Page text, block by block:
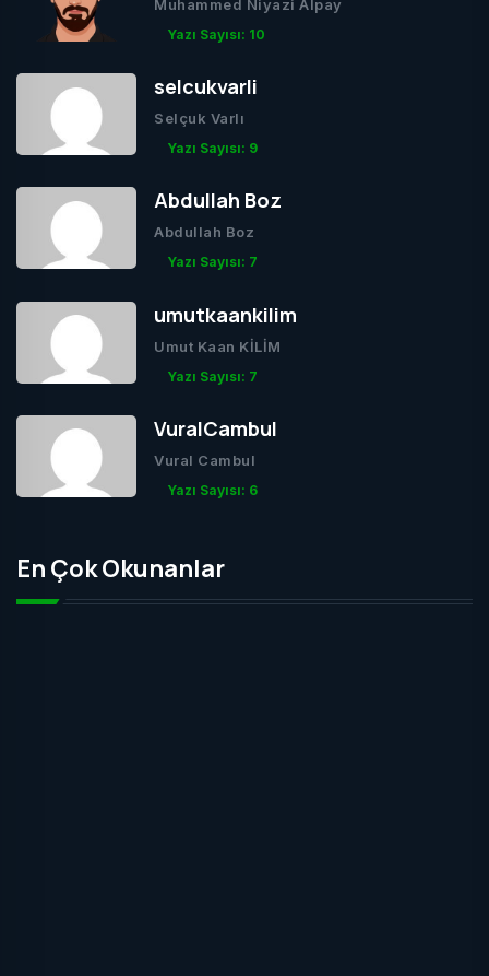
Muhammed Niyazi Alpay
Yazı Sayısı: 10
selcukvarli
Selçuk Varlı
Yazı Sayısı: 9
Abdullah Boz
Abdullah Boz
Yazı Sayısı: 7
umutkaankilim
Umut Kaan KİLİM
Yazı Sayısı: 7
VuralCambul
Vural Cambul
Yazı Sayısı: 6
En Çok Okunanlar